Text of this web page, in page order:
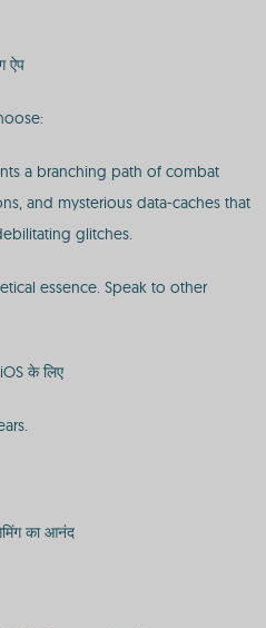
ऐप
a branching path of combat
and mysterious data-caches that
glitches.
essence. Speak to other
के लिए
का आनंद